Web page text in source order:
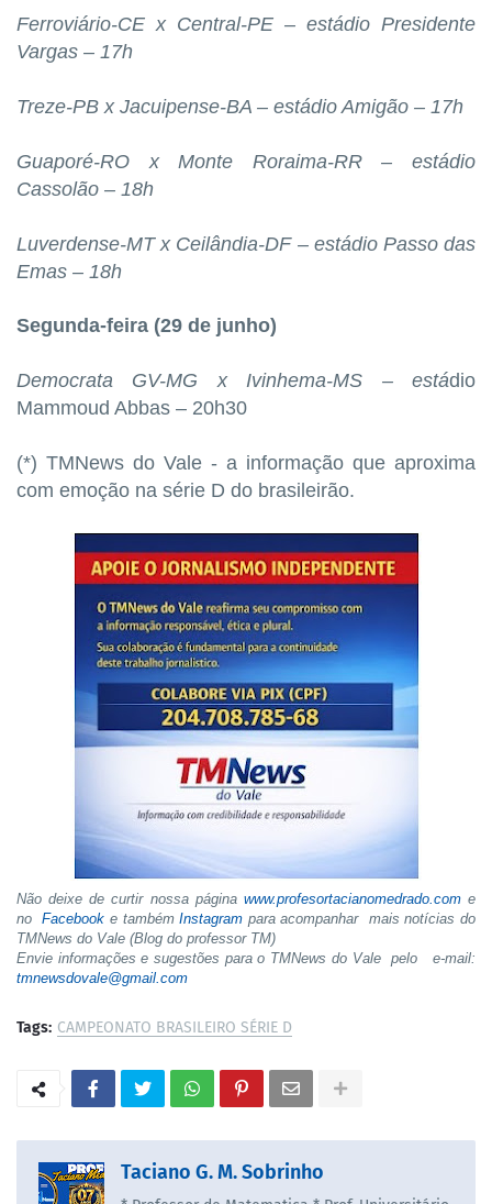
Ferroviário-CE x Central-PE – estádio Presidente
Vargas – 17h
Treze-PB x Jacuipense-BA – estádio Amigão – 17h
Guaporé-RO x Monte Roraima-RR – estádio
Cassolão – 18h
Luverdense-MT x Ceilândia-DF – estádio Passo das
Emas – 18h
Segunda-feira (29 de junho)
Democrata GV-MG x Ivinhema-MS – estádio
Mammoud Abbas – 20h30
(*) TMNews do Vale - a informação que aproxima
com emoção na série D do brasileirão.
Não deixe de curtir nossa página www.profesortacianomedrado.come
noFacebook e tambémInstagram para acompanhar mais notícias do
TMNews do Vale (Blog do professor TM)
Envie informações e sugestões para o TMNews do Vale pelo e-mail:
tmnewsdovale@gmail.com
Tags: CAMPEONATO BRASILEIRO SÉRIE D
Taciano G. M. Sobrinho